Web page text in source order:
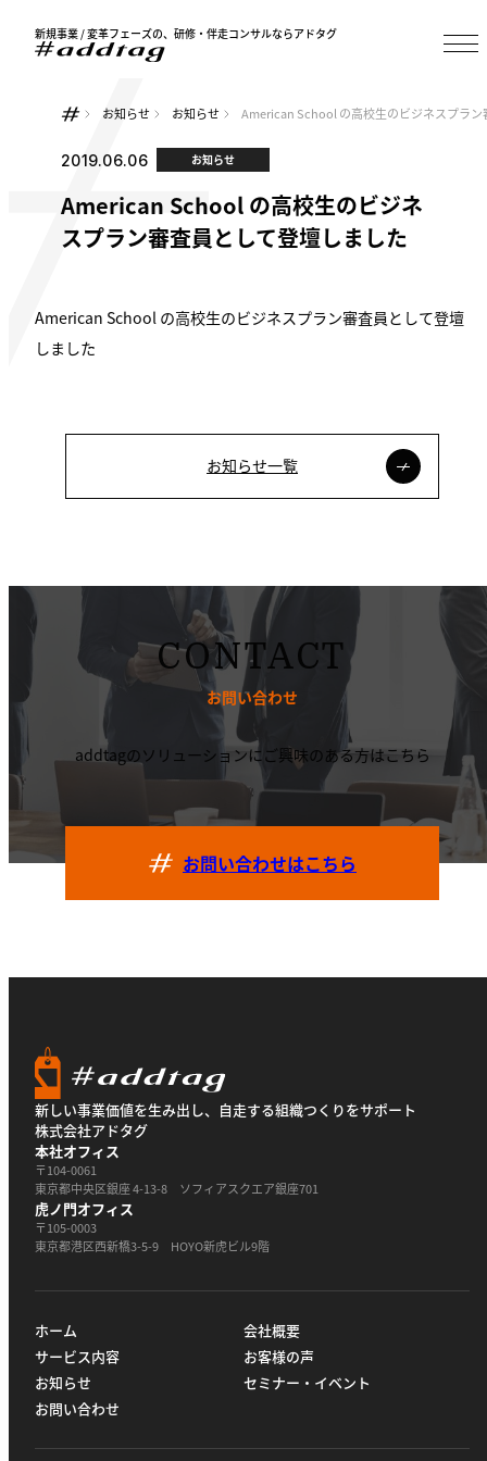
新規事業 / 変革フェーズの、研修・伴走コンサルならアドタグ
お知らせ お知らせ American School の高校生のビジネスプラ
2019.06.06 お知らせ
American School の高校生のビジネ
スプラン審査員として登壇しました
American School の高校生のビジネスプラン審査員として登壇
しました
お知らせ一覧
CONTACT
お問い合わせ
addtagのソリューションにご興味のある方はこちら
お問い合わせはこちら
新しい事業価値を生み出し、自走する組織つくりをサポート
株式会社アドタグ
本社オフィス
〒104-0061
東京都中央区銀座 4-13-8 ソフィアスクエア銀座701
虎ノ門オフィス
〒105-0003
東京都港区西新橋3-5-9 HOYO新虎ビル9階
ホーム
会社概要
サービス内容
お客様の声
お知らせ
セミナー・イベント
お問い合わせ